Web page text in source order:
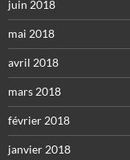
juin 2018
mai 2018
avril 2018
mars 2018
février 2018
janvier 2018